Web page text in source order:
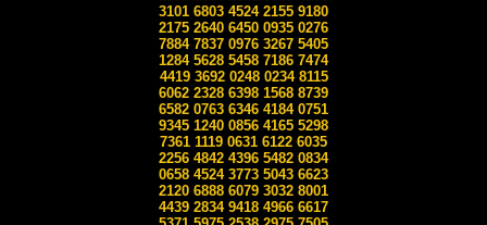
3101 6803 4524 2155 9180
2175 2640 6450 0935 0276
7884 7837 0976 3267 5405
1284 5628 5458 7186 7474
4419 3692 0248 0234 8115
6062 2328 6398 1568 8739
6582 0763 6346 4184 0751
9345 1240 0856 4165 5298
7361 1119 0631 6122 6035
2256 4842 4396 5482 0834
0658 4524 3773 5043 6623
2120 6888 6079 3032 8001
4439 2834 9418 4966 6617